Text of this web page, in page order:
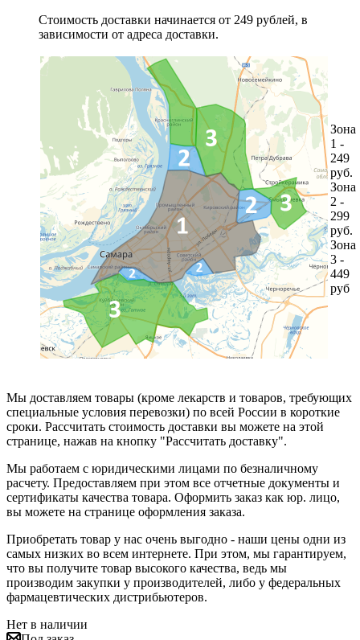
Стоимость доставки начинается от 249 рублей, в
зависимости от адреса доставки.
Зона
1 -
249
руб.
Зона
2 -
299
руб.
Зона
3 -
449
руб
Мы доставляем товары (кроме лекарств и товаров, требующих
специальные условия перевозки) по всей России в короткие
сроки. Рассчитать стоимость доставки вы можете на этой
странице, нажав на кнопку "Рассчитать доставку".
Мы работаем с юридическими лицами по безналичному
расчету. Предоставляем при этом все отчетные документы и
сертификаты качества товара. Оформить заказ как юр. лицо,
вы можете на странице оформления заказа.
Приобретать товар у нас очень выгодно - наши цены одни из
самых низких во всем интернете. При этом, мы гарантируем,
что вы получите товар высокого качества, ведь мы
производим закупки у производителей, либо у федеральных
фармацевтических дистрибьютеров.
Нет в наличии